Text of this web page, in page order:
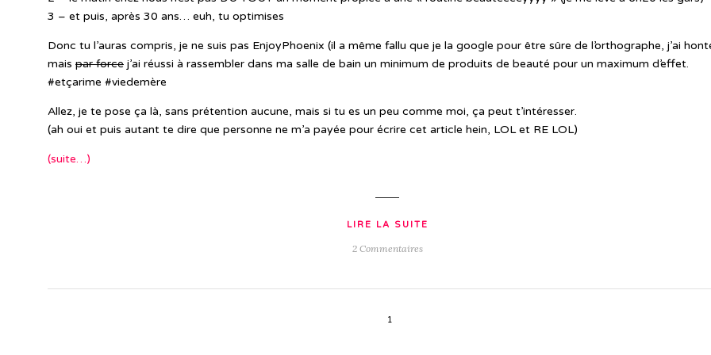
3 – et puis, après 30 ans… euh, tu optimises
Donc tu l’auras compris, je ne suis pas EnjoyPhoenix (il a même fallu que je la google pour être sûre de l’orthographe, j’ai
mais par force j’ai réussi à rassembler dans ma salle de bain un minimum de produits de beauté pour un maximum d’effet.
#etçarime #viedemère
Allez, je te pose ça là, sans prétention aucune, mais si tu es un peu comme moi, ça peut t’intéresser.
(ah oui et puis autant te dire que personne ne m’a payée pour écrire cet article hein, LOL et RE LOL)
(suite…)
LIRE LA SUITE
2 Commentaires
1